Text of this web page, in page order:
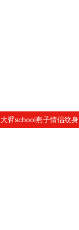
大臂school燕子情侣纹身